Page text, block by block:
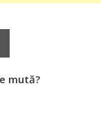
mută?